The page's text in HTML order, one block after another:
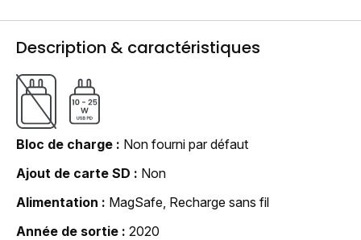
Description & caractéristiques
Bloc de charge
Non fourni par défaut
Ajout de carte SD
Non
Alimentation
MagSafe, Recharge sans fil
Année de sortie
2020